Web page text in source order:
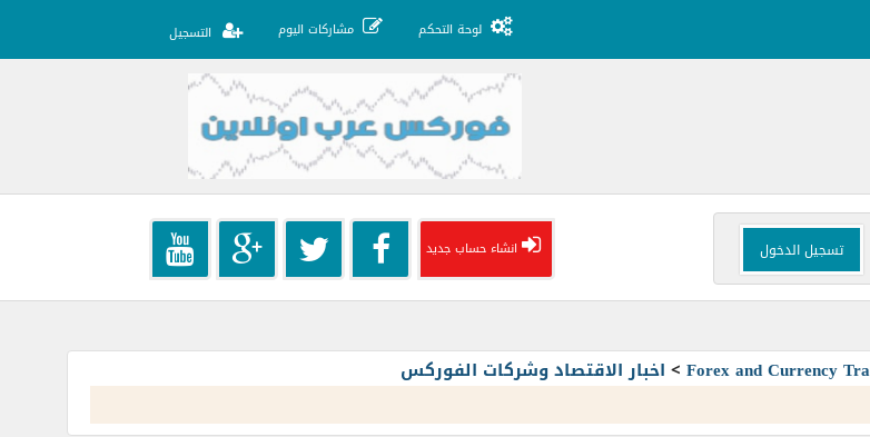
لوحة التحكم مشاركات اليوم التسجيل
انشاء حساب جديد
> اخبار الاقتصاد وشركات الفوركس